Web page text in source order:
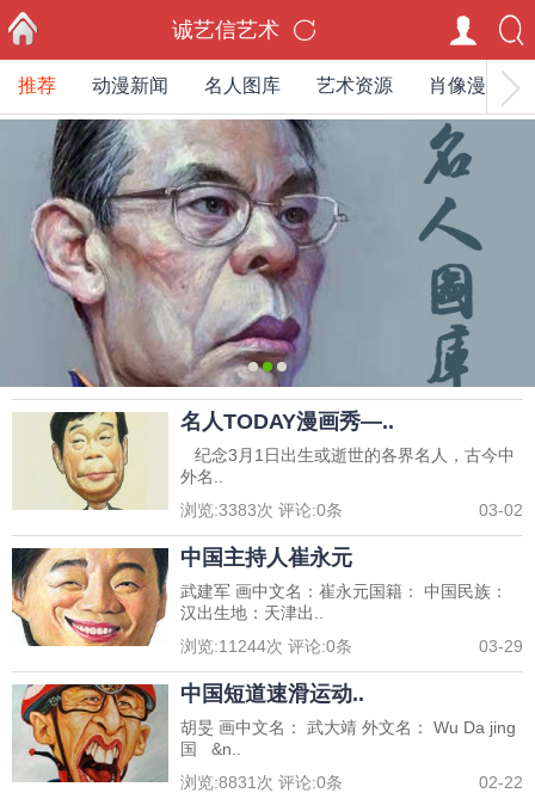
首页
诚艺信艺术
推荐 动漫新闻 名人图库 艺术资源 肖像漫画家
012
名人TODAY漫画秀—..
纪念3月1日出生或逝世的各界名人，古今中
外名..
浏览:3383次 评论:0条 03-02
中国主持人崔永元
武建军 画中文名：崔永元国籍： 中国民族：
汉出生地：天津出..
浏览:11244次 评论:0条 03-29
中国短道速滑运动..
胡旻 画中文名： 武大靖 外文名： Wu Da jing
国 &n..
浏览:8831 次 评论:0条 02-22